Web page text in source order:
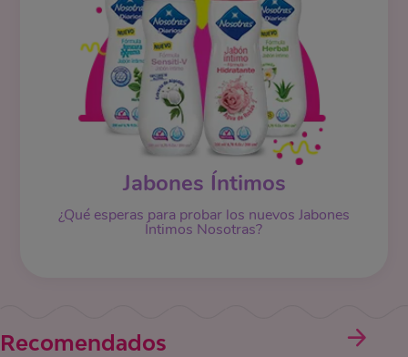
Jabones Íntimos
¿Qué esperas para probar los nuevos Jabones
Íntimos Nosotras?
Recomendados